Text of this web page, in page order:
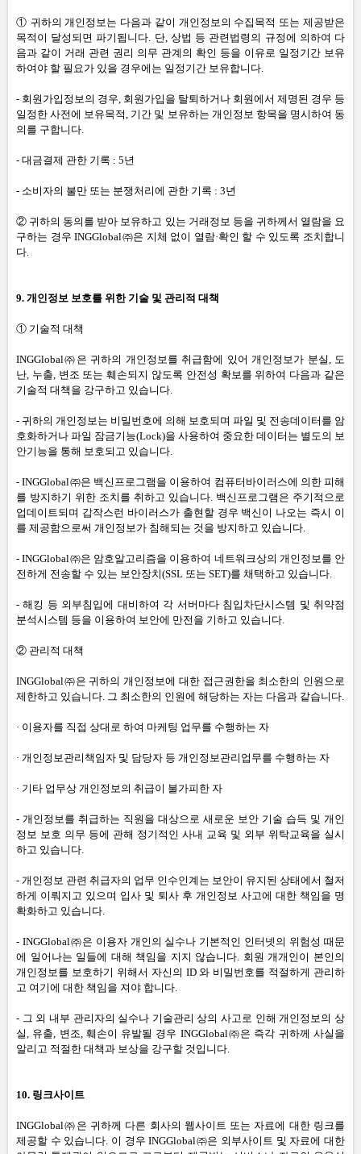
① 귀하의 개인정보는 다음과 같이 개인정보의 수집목적 또는 제공받은
목적이 달성되면 파기됩니다. 단, 상법 등 관련법령의 규정에 의하여 다
음과 같이 거래 관련 권리 의무 관계의 확인 등을 이유로 일정기간 보유
하여야 할 필요가 있을 경우에는 일정기간 보유합니다.
- 회원가입정보의 경우, 회원가입을 탈퇴하거나 회원에서 제명된 경우 등
일정한 사전에 보유목적, 기간 및 보유하는 개인정보 항목을 명시하여 동
의를 구합니다.
- 대금결제 관한 기록 : 5년
- 소비자의 불만 또는 분쟁처리에 관한 기록 : 3년
② 귀하의 동의를 받아 보유하고 있는 거래정보 등을 귀하께서 열람을 요
구하는 경우 INGGlobal㈜은 지체 없이 열람·확인 할 수 있도록 조치합니
다.
9. 개인정보 보호를 위한 기술 및 관리적 대책
① 기술적 대책
INGGlobal㈜은 귀하의 개인정보를 취급함에 있어 개인정보가 분실, 도
난, 누출, 변조 또는 훼손되지 않도록 안전성 확보를 위하여 다음과 같은
기술적 대책을 강구하고 있습니다.
- 귀하의 개인정보는 비밀번호에 의해 보호되며 파일 및 전송데이터를 암
호화하거나 파일 잠금기능(Lock)을 사용하여 중요한 데이터는 별도의 보
안기능을 통해 보호되고 있습니다.
-INGGlobal㈜은 백신프로그램을 이용하여 컴퓨터바이러스에 의한 피해
를 방지하기 위한 조치를 취하고 있습니다. 백신프로그램은 주기적으로
업데이트되며 갑작스런 바이러스가 출현할 경우 백신이 나오는 즉시 이
를 제공함으로써 개인정보가 침해되는 것을 방지하고 있습니다.
-INGGlobal㈜은 암호알고리즘을 이용하여 네트워크상의 개인정보를 안
전하게 전송할 수 있는 보안장치(SSL 또는 SET)를 채택하고 있습니다.
-해킹 등 외부침입에 대비하여 각 서버마다 침입차단시스템 및 취약점
분석시스템 등을 이용하여 보안에 만전을 기하고 있습니다.
② 관리적 대책
INGGlobal㈜은 귀하의 개인정보에 대한 접근권한을 최소한의 인원으로
제한하고 있습니다. 그 최소한의 인원에 해당하는 자는 다음과 같습니다.
· 이용자를 직접 상대로 하여 마케팅 업무를 수행하는 자
· 개인정보관리책임자 및 담당자 등 개인정보관리업무를 수행하는 자
· 기타 업무상 개인정보의 취급이 불가피한 자
- 개인정보를 취급하는 직원을 대상으로 새로운 보안 기술 습득 및 개인
정보 보호 의무 등에 관해 정기적인 사내 교육 및 외부 위탁교육을 실시
하고 있습니다.
- 개인정보 관련 취급자의 업무 인수인계는 보안이 유지된 상태에서 철저
하게 이뤄지고 있으며 입사 및 퇴사 후 개인정보 사고에 대한 책임을 명
확화하고 있습니다.
- INGGlobal㈜은 이용자 개인의 실수나 기본적인 인터넷의 위험성 때문
에 일어나는 일들에 대해 책임을 지지 않습니다. 회원 개개인이 본인의
개인정보를 보호하기 위해서 자신의 ID와 비밀번호를 적절하게 관리하
고 여기에 대한 책임을 져야 합니다.
- 그 외 내부 관리자의 실수나 기술관리 상의 사고로 인해 개인정보의 상
실, 유출, 변조, 훼손이 유발될 경우 INGGlobal㈜은 즉각 귀하께 사실을
알리고 적절한 대책과 보상을 강구할 것입니다.
10. 링크사이트
INGGlobal㈜은 귀하께 다른 회사의 웹사이트 또는 자료에 대한 링크를
제공할 수 있습니다. 이 경우 INGGlobal㈜은 외부사이트 및 자료에 대한